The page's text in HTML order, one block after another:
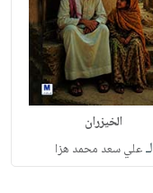
الخيزران
لـعلي سعد محمد هزا